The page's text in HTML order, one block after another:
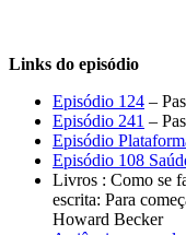
Links do episódio
Episódio 124 –
Episódio 241 –
Episódio
Episódio 108
Livros : Como se
escrita: Para
Howard Becker